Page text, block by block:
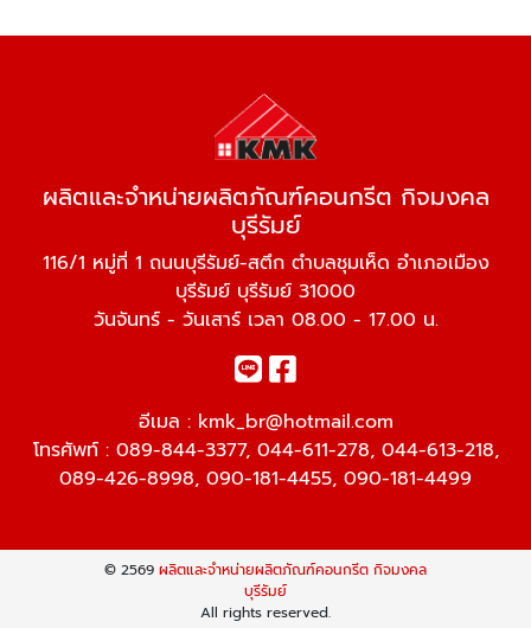
ผลิตและจำหน่ายผลิตภัณฑ์คอนกรีต กิจมงคล
บุรีรัมย์
116/1 หมู่ที่ 1 ถนนบุรีรัมย์-สตึก ตำบลชุมเห็ด อำเภอเมือง
บุรีรัมย์ บุรีรัมย์ 31000
วันจันทร์ - วันเสาร์ เวลา 08.00 - 17.00 น.
อีเมล : kmk_br@hotmail.com
โทรศัพท์ : 089-844-3377, 044-611-278, 044-613-218,
089-426-8998, 090-181-4455, 090-181-4499
© 2569 ผลิตและจำหน่ายผลิตภัณฑ์คอนกรีต กิจมงคล
บุรีรัมย์
All rights reserved.